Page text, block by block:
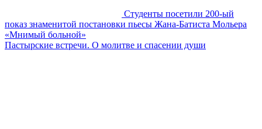
Студенты посетили 200-ый
показ знаменитой постановки пьесы Жана-Батиста Мольера
«Мнимый больной»
Пастырские встречи. О молитве и спасении души